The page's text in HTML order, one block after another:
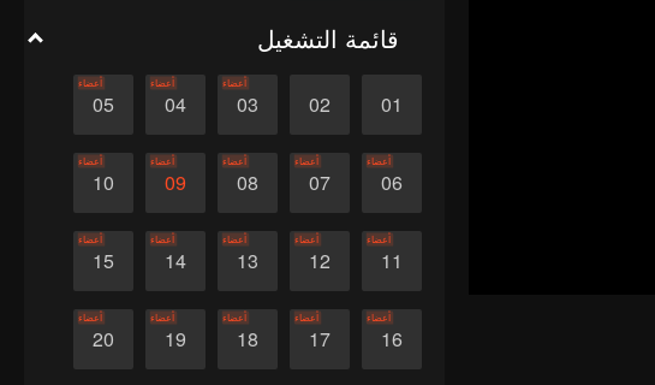
قائمة التشغيل
01
02
03
أعضاء
04
أعضاء
05
أعضاء
06
أعضاء
07
أعضاء
08
أعضاء
09
أعضاء
10
أعضاء
11
أعضاء
12
أعضاء
13
أعضاء
14
أعضاء
15
أعضاء
16
أعضاء
17
أعضاء
18
أعضاء
19
أعضاء
20
أعضاء